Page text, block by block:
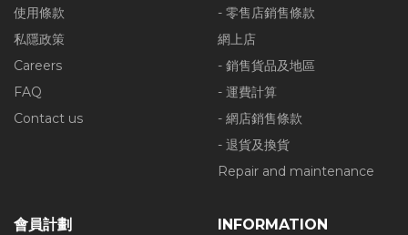
使用條款
私隱政策
Careers
FAQ
Contact us
- 零售店銷售條款
網上店
- 銷售貨品及地區
- 運費計算
- 網店銷售條款
- 退貨及換貨
Repair and maintenance
會員計劃 INFORMATION